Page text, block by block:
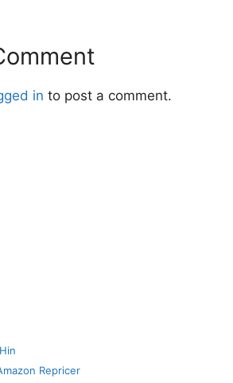
in to post a comment.
Repricer